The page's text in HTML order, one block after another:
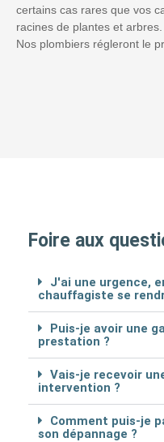
certains cas rares que vos
racines de plantes et arbres.
Nos plombiers régleront le
Foire aux
J'ai une urgence,
chauffagiste se
Puis-je avoir une
prestation ?
Vais-je recevoir
intervention ?
Comment puis-je
son dépannage ?